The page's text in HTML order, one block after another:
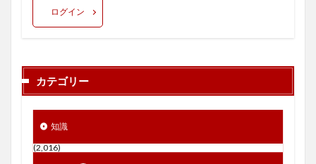
ログイン
カテゴリー
知識
(2,016)